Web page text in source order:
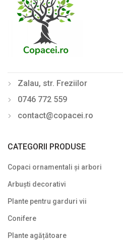
Zalau, str. Freziilor
0746 772 559
contact@copacei.ro
CATEGORII PRODUSE
Copaci ornamentali și arbori
Arbuști decorativi
Plante pentru garduri vii
Conifere
Plante agățătoare